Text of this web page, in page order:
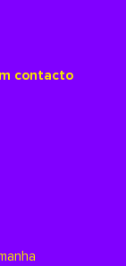
contacto